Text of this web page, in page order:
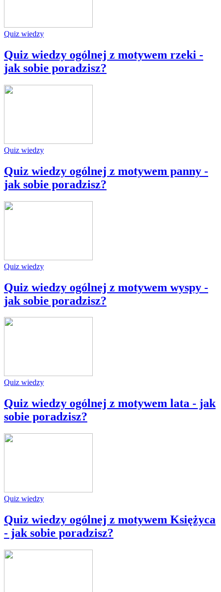
Quiz wiedzy
Quiz wiedzy ogólnej z motywem rzeki -
jak sobie poradzisz?
Quiz wiedzy
Quiz wiedzy ogólnej z motywem panny -
jak sobie poradzisz?
Quiz wiedzy
Quiz wiedzy ogólnej z motywem wyspy -
jak sobie poradzisz?
Quiz wiedzy
Quiz wiedzy ogólnej z motywem lata - jak
sobie poradzisz?
Quiz wiedzy
Quiz wiedzy ogólnej z motywem Księżyca
- jak sobie poradzisz?